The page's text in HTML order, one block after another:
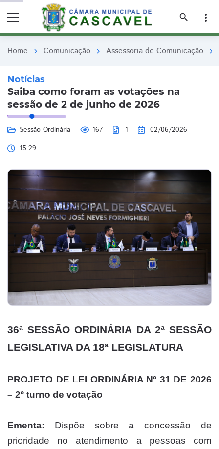
search
more_vert
Home chevron_right Comunicação chevron_right Assessoria de Comunicação chevron_right
Notícias
Saiba como foram as votações na
sessão de 2 de junho de 2026
Sessão Ordinária 167 1
02/06/2026
15:29
36ª SESSÃO ORDINÁRIA DA 2ª SESSÃO
LEGISLATIVA DA 18ª LEGISLATURA
PROJETO DE LEI ORDINÁRIA Nº 31 DE 2026
– 2º turno de votação
Ementa: Dispõe sobre a concessão de
prioridade no atendimento a pessoas com